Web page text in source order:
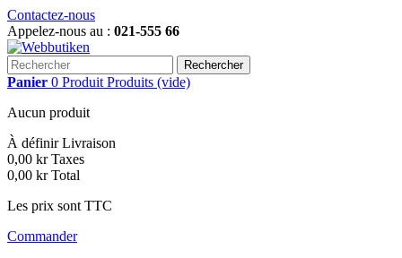
Contactez-nous
Appelez-nous au : 021-555 66
Rechercher
Panier 0 Produit Produits (vide)
Aucun produit
À définirLivraison
0,00 kr Taxes
0,00 kr Total
Les prix sont TTC
Commander